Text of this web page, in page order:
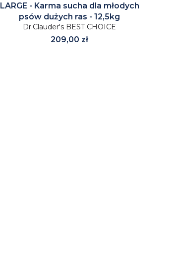
LARGE - Karma sucha dla młodych
psów dużych ras - 12,5kg
Dr.Clauder's BEST CHOICE
Cena
209,00 zł